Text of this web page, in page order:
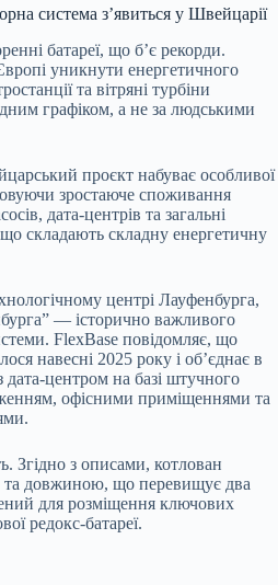
система з’явиться у Швейцарії
батареї, що б’є рекорди.
уникнути енергетичного
та вітряні турбіни
графіком, а не за людськими
проєкт набуває особливої
зростаюче споживання
дата-центрів та загальні
складають складну енергетичну
центрі Лауфенбурга,
— історично важливого
FlexBase повідомляє, що
навесні 2025 року і об’єднає в
дата-центром на базі штучного
офісними приміщеннями та
Згідно з описами, котлован
та довжиною, що перевищує два
для розміщення ключових
редокс-батареї.